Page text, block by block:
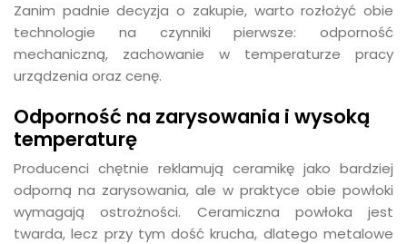
Zanim padnie decyzja o zakupie, warto rozłożyć obie
technologie na czynniki pierwsze: odporność
mechaniczną, zachowanie w temperaturze pracy
urządzenia oraz cenę.
Odporność na zarysowania i wysoką
temperaturę
Producenci chętnie reklamują ceramikę jako bardziej
odporną na zarysowania, ale w praktyce obie powłoki
wymagają ostrożności. Ceramiczna powłoka jest
twarda, lecz przy tym dość krucha, dlatego metalowe